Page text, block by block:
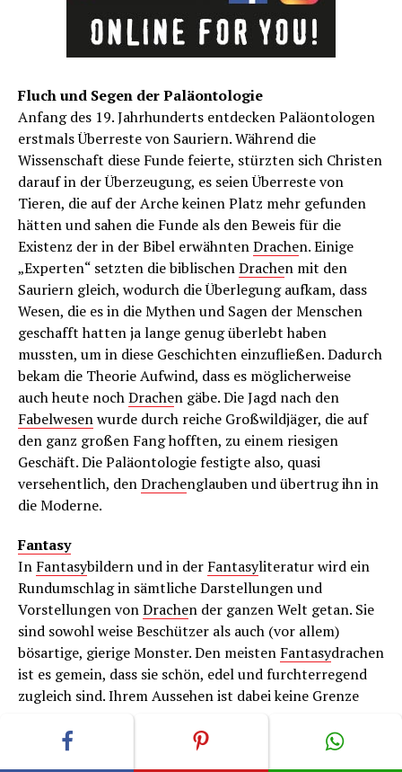
Fluch und Segen der Paläontologie
Anfang des 19. Jahrhunderts entdecken Paläontologen
erstmals Überreste von Sauriern. Während die
Wissenschaft diese Funde feierte, stürzten sich Christen
darauf in der Überzeugung, es seien Überreste von
Tieren, die auf der Arche keinen Platz mehr gefunden
hätten und sahen die Funde als den Beweis für die
Existenz der in der Bibel erwähntenDrachen. Einige
„Experten“ setzten die biblischenDrachen mit den
Sauriern gleich, wodurch die Überlegung aufkam, dass
Wesen, die es in die Mythen und Sagen der Menschen
geschafft hatten ja lange genug überlebt haben
mussten, um in diese Geschichten einzufließen. Dadurch
bekam die Theorie Aufwind, dass es möglicherweise
auch heute nochDrachen gäbe. Die Jagd nach den
Fabelwesenwurde durch reiche Großwildjäger, die auf
den ganz großen Fang hofften, zu einem riesigen
Geschäft. Die Paläontologie festigte also, quasi
versehentlich, denDrachenglauben und übertrug ihn in
die Moderne.
Fantasy
In Fantasybildern und in der Fantasyliteratur wird ein
Rundumschlag in sämtliche Darstellungen und
Vorstellungen vonDrachen der ganzen Welt getan. Sie
sind sowohl weise Beschützer als auch (vor allem)
bösartige, gierige Monster. Den meisten Fantasydrachen
ist es gemein, dass sie schön, edel und furchterregend
zugleich sind. Ihrem Aussehen ist dabei keine Grenze
Niedliche